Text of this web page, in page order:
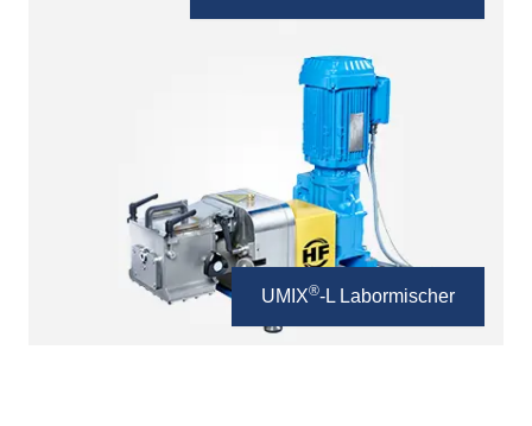
UMIX®-L Labormischer